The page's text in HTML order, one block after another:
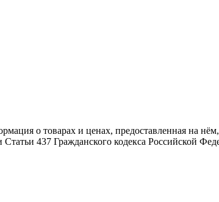
о товарах и ценах, предоставленная на
437 Гражданского кодекса Российской